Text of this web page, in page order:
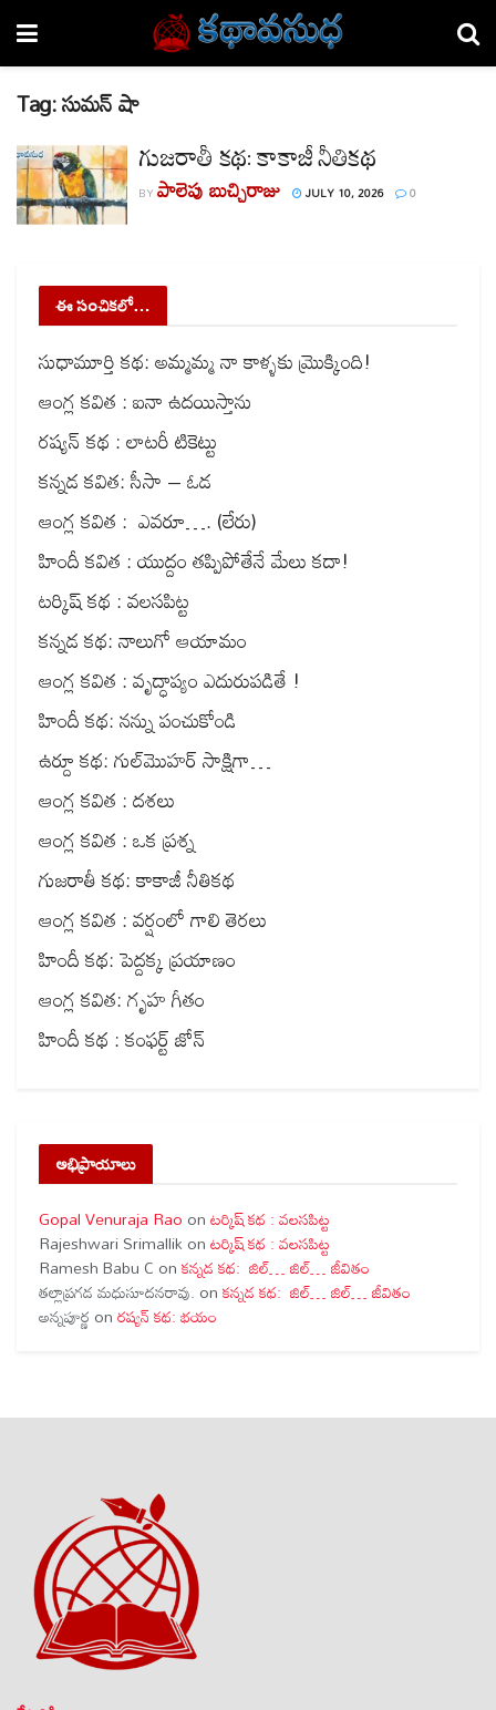
Tag:సుమన్ షా
గుజరాతీ కథ: కాకాజీ నీతికథ
BY పాలెపు బుచ్చిరాజు JULY 10, 2026 0
ఈ సంచికలో…
సుధామూర్తి కథ: అమ్మమ్మ నా కాళ్ళకు మ్రొక్కింది!
ఆంగ్ల కవిత : ఐనా ఉదయిస్తాను
రష్యన్ కథ : లాటరీ టికెట్టు
కన్నడ కవిత: సీసా – ఓడ
ఆంగ్ల కవిత : ఎవరూ…. (లేరు)
హిందీ కవిత : యుద్దం తప్పిపోతేనే మేలు కదా!
టర్కిష్ కథ : వలసపిట్ట
కన్నడ కథ: నాలుగో ఆయామం
ఆంగ్ల కవిత : వృద్ధాప్యం ఎదురుపడితే !
హిందీ కథ: నన్ను పంచుకోండి
ఉర్దూ కథ: గుల్‌మొహర్ సాక్షిగా…
ఆంగ్ల కవిత : దశలు
ఆంగ్ల కవిత : ఒక ప్రశ్న
గుజరాతీ కథ: కాకాజీ నీతికథ
ఆంగ్ల కవిత : వర్షంలో గాలి తెరలు
హిందీ కథ: పెద్దక్క ప్రయాణం
ఆంగ్ల కవిత: గృహ గీతం
హిందీ కథ : కంఫర్ట్ జోన్
అభిప్రాయాలు
Gopal Venuraja Rao onటర్కిష్ కథ : వలసపిట్ట
Rajeshwari Srimallik onటర్కిష్ కథ : వలసపిట్ట
Ramesh Babu C onకన్నడ కథ: జిల్… జిల్… జీవితం
తల్లాప్రగడ మధుసూదనరావు. onకన్నడ కథ: జిల్… జిల్… జీవితం
అన్నపూర్ణ onరష్యన్ కథ: భయం